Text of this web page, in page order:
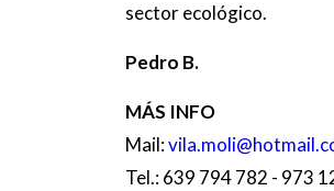
sector ecológico.
Pedro B.
MÁS INFO
Mail:
Tel.: 639 794 782 - 973